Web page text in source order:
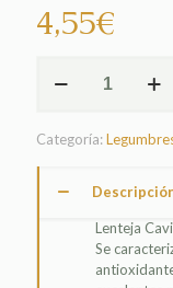
4,55€
CAVIAR
Categoría:
Lenteja
Se